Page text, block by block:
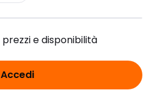
e disponibilità
Accedi